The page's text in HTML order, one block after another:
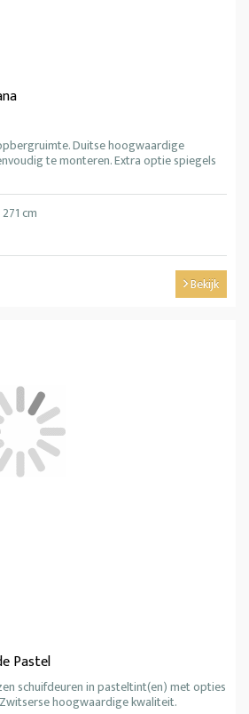
Duitse hoogwaardige
te monteren. Extra optie spiegels
cm
Bekijk
Pastel
schuifdeuren in pasteltint(en) met opties
hoogwaardige kwaliteit.